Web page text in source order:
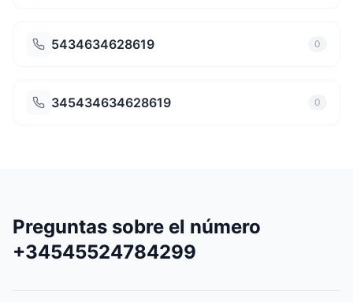
5434634628619 0
345434634628619 0
Preguntas sobre el número
+34545524784299